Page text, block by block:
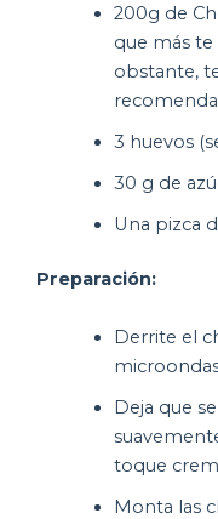
200g de
que más te
obstante,
3 huevos
30 g de
Una pizca
Preparación:
Derrite el
Deja que
toque
Monta las